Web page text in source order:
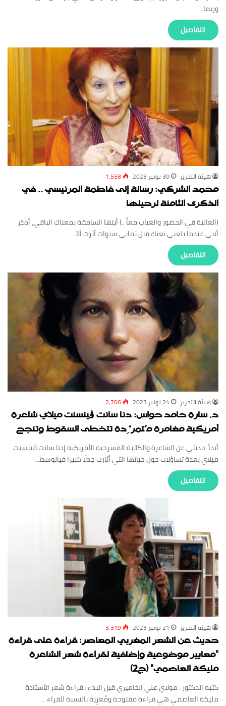
وربما…
‏التفاصيل
‏هيئة ‏التحرير 30 نونبر 2023 1,558
محمد الشركي: رسالة إلى فاطمة المرنيسي .. في
الذكرى الثامنة لرحيلها
(العالية في الحضور والغياب معاً ..) أيتها السامقة بمعناك الباقي، أذكر
أنني عندما بلغني نعيك قبل ثماني سنوات آثرت ألاّ…
‏التفاصيل
‏هيئة ‏التحرير 24 نونبر 2023 2,706
د. سارة حامد حواس: دنا سانت ڤينسنت ميلاي شاعرة
أمريكية مغامرة مُتمرِّدة تتخطى السقوط وتنجح
أبدأ حديثي عن الشاعرة والكاتبة المسرحية الأمريكية إدنا سانت ڤينسنت
ميلاي بعدة تساؤلات حول حياتها التي أثارت جدلًا كبيرا فيالوسط…
‏التفاصيل
‏هيئة ‏التحرير 21 نونبر 2023 3,319
حديث عن الشعر المغربي المعاصر: قراءة على قراءة
“معايير موضوعية وإضافية لقراءة شعر الشاعرة
مليكة العاصمي” (ج2)
كتبه الدكتور : مولاي علي الخاميري قبل البدء : قراءة شعر الأستاذة
مليكة العاصمي هي قراءة مفتوحة ومُغرِية بالنسبة للقراء…